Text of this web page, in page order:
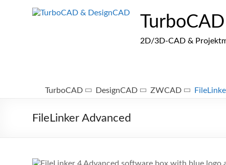
2D/3D-CAD &
TurboCAD DesignCAD ZWCAD
FileLinker Advanced